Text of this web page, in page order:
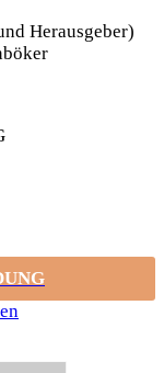
Herausgeber)